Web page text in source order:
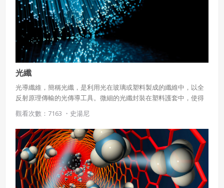
光纖
光導纖維，簡稱光纖，是利用光在玻璃或塑料製成的纖維中，以全
反射原理傳輸的光傳導工具。微細的光纖封裝在塑料護套中，使得
電線傳導的損耗低得多，更因為主要生產原料是矽，蘊藏量極大，
較易開採，所以價格很便宜，促使光纖被用作長距離的訊息傳遞媒
介。隨著光纖的價格進一步降低，光纖也被用於醫療和娛樂的用
途。
觀看次數：7163 ・ 史湯尼